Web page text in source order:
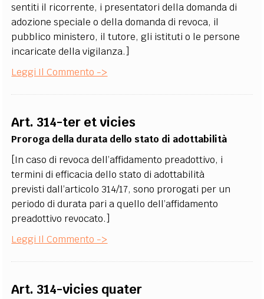
sentiti il ricorrente, i presentatori della domanda di
adozione speciale o della domanda di revoca, il
pubblico ministero, il tutore, gli istituti o le persone
incaricate della vigilanza.]
Leggi Il Commento ->
Art. 314-ter et vicies
Proroga della durata dello stato di adottabilità
[In caso di revoca dell’affidamento preadottivo, i
termini di efficacia dello stato di adottabilità
previsti dall’articolo 314/17, sono prorogati per un
periodo di durata pari a quello dell’affidamento
preadottivo revocato.]
Leggi Il Commento ->
Art. 314-vicies quater